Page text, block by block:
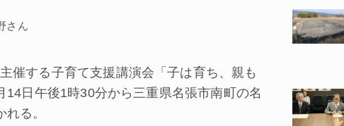
さん
する子育て支援講演会「子は育ち、親も
日午後1時30分から三重県名張市南町の名
る。